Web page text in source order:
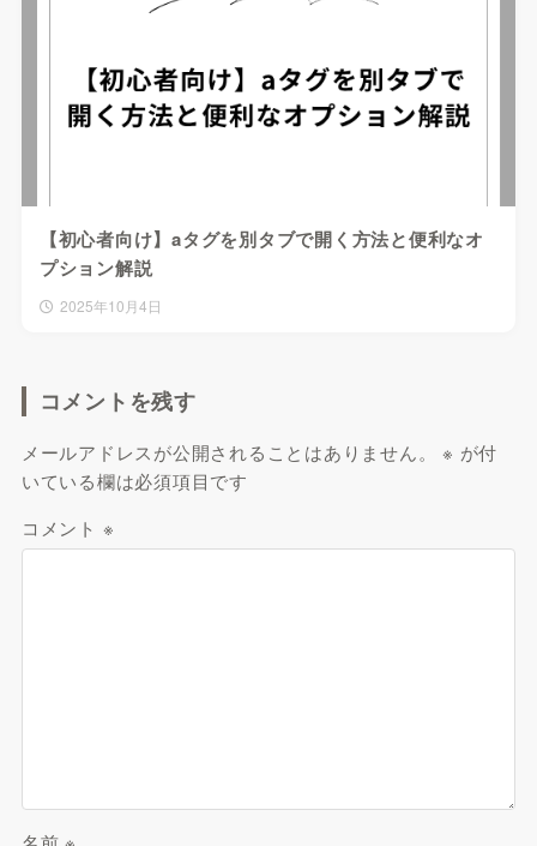
【初心者向け】aタグを別タブで開く方法と便利なオ
プション解説
2025年10月4日
コメントを残す
メールアドレスが公開されることはありません。 ※ が付
いている欄は必須項目です
コメント ※